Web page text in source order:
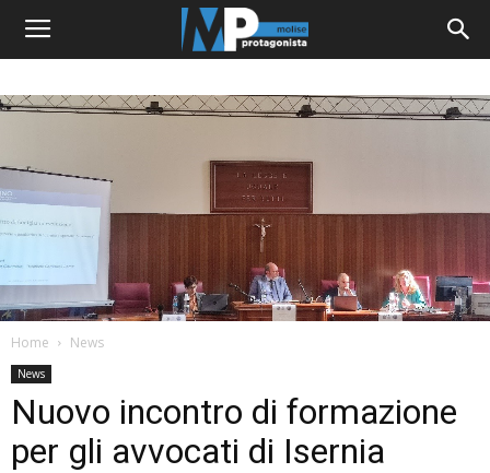
Home News
News
Nuovo incontro di formazione
per gli avvocati di Isernia